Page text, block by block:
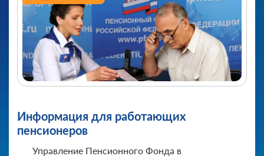
Информация для работающих
пенсионеров
Управление Пенсионного Фонда в